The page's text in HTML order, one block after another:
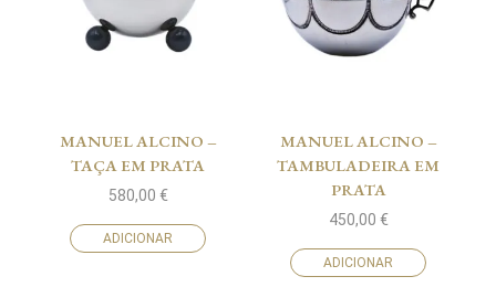
MANUEL ALCINO –
TAÇA EM PRATA
580,00 €
ADICIONAR
MANUEL ALCINO –
TAMBULADEIRA EM
PRATA
450,00 €
ADICIONAR